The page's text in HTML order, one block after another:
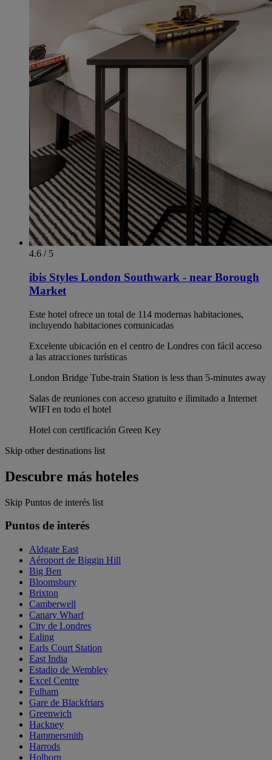
4.6 / 5
ibis Styles London Southwark - near Borough
Market
Este hotel ofrece un total de 114 modernas habitaciones,
incluyendo habitaciones comunicadas
Excelente ubicación en el centro de Londres con fácil acceso
a las atracciones turísticas
London Bridge Tube-train Station is less than 5-minutes away
Salas de reuniones con acceso gratuito e ilimitado a Internet
WIFI en todo el hotel
Hotel con certificación Green Key
Skip other destinations list
Descubre más hoteles
Skip Puntos de interés list
Puntos de interés
Aldgate East
Aéroport de Biggin Hill
Big Ben
Bloomsbury
Brixton
Camberwell
Canary Wharf
City de Londres
Ealing
Earls Court Station
East India
Estadio de Wembley
Excel Centre
Fulham
Gare de Blackfriars
Greenwich
Hackney
Hammersmith
Harrods
Holborn